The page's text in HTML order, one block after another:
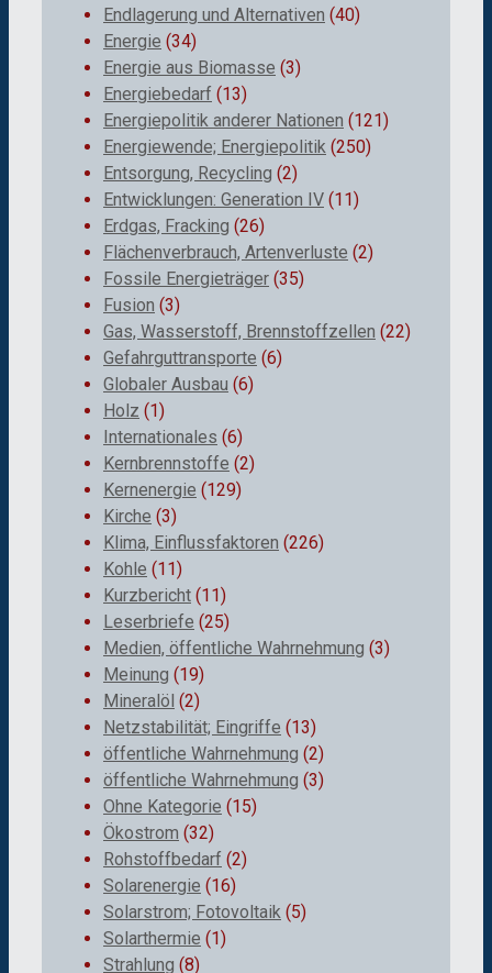
Endlagerung und Alternativen (40)
Energie (34)
Energie aus Biomasse (3)
Energiebedarf (13)
Energiepolitik anderer Nationen (121)
Energiewende; Energiepolitik (250)
Entsorgung, Recycling (2)
Entwicklungen: Generation IV (11)
Erdgas, Fracking (26)
Flächenverbrauch, Artenverluste (2)
Fossile Energieträger (35)
Fusion (3)
Gas, Wasserstoff, Brennstoffzellen (22)
Gefahrguttransporte (6)
Globaler Ausbau (6)
Holz (1)
Internationales (6)
Kernbrennstoffe (2)
Kernenergie (129)
Kirche (3)
Klima, Einflussfaktoren (226)
Kohle (11)
Kurzbericht (11)
Leserbriefe (25)
Medien, öffentliche Wahrnehmung (3)
Meinung (19)
Mineralöl (2)
Netzstabilität; Eingriffe (13)
öffentliche Wahrnehmung (2)
öffentliche Wahrnehmung (3)
Ohne Kategorie (15)
Ökostrom (32)
Rohstoffbedarf (2)
Solarenergie (16)
Solarstrom; Fotovoltaik (5)
Solarthermie (1)
Strahlung (8)